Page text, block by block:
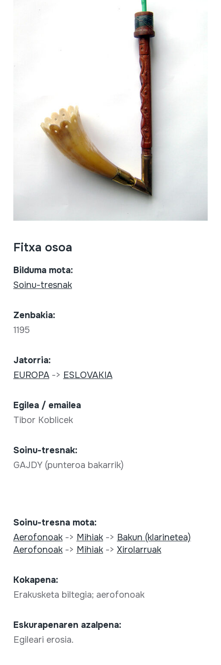
Fitxa osoa
Bilduma mota:
Soinu-tresnak
Zenbakia:
1195
Jatorria:
EUROPA-> ESLOVAKIA
Egilea / emailea
Tibor Koblicek
Soinu-tresnak:
GAJDY (punteroa bakarrik)
Soinu-tresna mota:
Aerofonoak-> Mihiak-> Bakun (klarinetea)
Aerofonoak-> Mihiak-> Xirolarruak
Kokapena:
Erakusketa biltegia; aerofonoak
Eskurapenaren azalpena:
Egileari erosia.